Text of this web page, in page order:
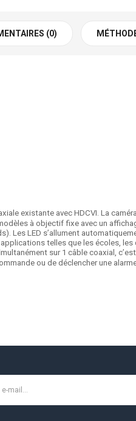
(0)
existante avec HDCVI. La
à objectif fixe avec un
Les LED s’allument
telles que les écoles,
sur 1 câble coaxial,
ou de déclencher une